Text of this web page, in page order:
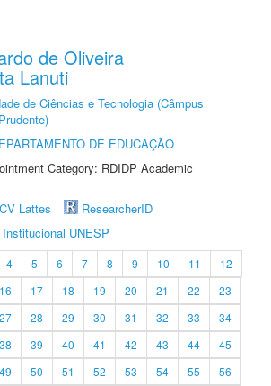
de Oliveira
Lanuti
de Ciências e Tecnologia (Câmpus
DE EDUCAÇÃO
Category: RDIDP Academic
CV Lattes
ResearcherID
UNESP
4 5 6 7 8 9 10 11
12
16 17 18 19 20 21 22
23
27 28 29 30 31 32 33
34
38 39 40 41 42 43 44
45
49 50 51 52 53 54 55
56